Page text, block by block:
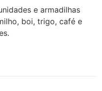
e armadilhas
boi, trigo, café e